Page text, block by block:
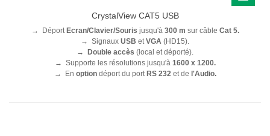
CrystalView CAT5 USB
→ Déport Ecran/Clavier/Souris jusqu'à 300 m sur câble Cat 5.
→ Signaux USB etVGA (HD15).
→
Double accès (local et déporté).
→ Supporte les résolutions jusqu'à 1600 x 1200.
→
En optiondéport du port RS 232 et de l'Audio.